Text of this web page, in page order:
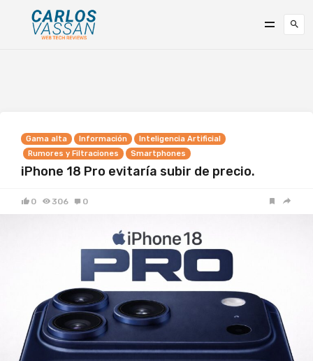
Gama alta Información
Inteligencia Artificial
Rumores y Filtraciones
Smartphones
iPhone 18 Pro evitaría subir de precio.
0 306 0